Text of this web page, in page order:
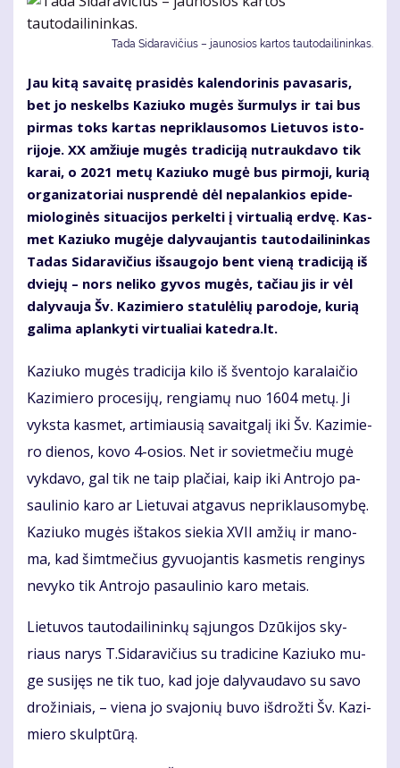
Tada Sidaravičius – jaunosios kartos tautodailininkas.
Jau ki­tą sa­vai­tę pra­si­dės ka­len­do­ri­nis pa­va­sa­ris,
bet jo ne­skelbs Ka­ziu­ko mu­gės šur­mu­lys ir tai bus
pir­mas toks kar­tas ne­pri­klau­so­mos Lie­tu­vos is­to­
ri­jo­je. XX am­žiu­je mu­gės tra­di­ci­ją nu­trauk­da­vo tik
ka­rai, o 2021 me­tų Ka­ziu­ko mu­gė bus pir­mo­ji, ku­rią
or­ga­ni­za­to­riai nu­spren­dė dėl ne­pa­lan­kios epi­de­
mio­lo­gi­nės si­tu­a­ci­jos per­kel­ti į vir­tu­a­lią erd­vę. Kas­
met Ka­ziu­ko mu­gė­je da­ly­vau­jan­tis tau­to­dai­li­nin­kas
Ta­das Si­da­ra­vi­čius iš­sau­go­jo bent vie­ną tra­di­ci­ją iš
dvie­jų – nors ne­li­ko gy­vos mu­gės, ta­čiau jis ir vėl
da­ly­vau­ja Šv. Ka­zi­mie­ro sta­tu­lė­lių pa­ro­do­je, ku­rią
ga­li­ma ap­lan­ky­ti vir­tu­a­liai ka­ted­ra.lt.
Ka­ziu­ko mu­gės tra­di­ci­ja ki­lo iš šven­to­jo ka­ra­lai­čio
Ka­zi­mie­ro pro­ce­si­jų, ren­gia­mų nuo 1604 me­tų. Ji
vyks­ta kas­met, ar­ti­miau­sią sa­vait­ga­lį iki Šv. Ka­zi­mie­
ro die­nos, ko­vo 4-osios. Net ir so­viet­me­čiu mu­gė
vyk­da­vo, gal tik ne taip pla­čiai, kaip iki Ant­ro­jo pa­
sau­li­nio ka­ro ar Lie­tu­vai at­ga­vus ne­pri­klau­so­my­bę.
Ka­ziu­ko mu­gės iš­ta­kos sie­kia XVII am­žių ir ma­no­
ma, kad šimt­me­čius gy­vuo­jan­tis kas­me­tis ren­gi­nys
ne­vy­ko tik Ant­ro­jo pa­sau­li­nio ka­ro me­tais.
Lie­tu­vos tau­to­dai­li­nin­kų są­jun­gos Dzū­ki­jos sky­
riaus na­rys T.Si­da­ra­vi­čius su tra­di­ci­ne Ka­ziu­ko mu­
ge su­si­jęs ne tik tuo, kad jo­je da­ly­vau­da­vo su sa­vo
dro­ži­niais, – vie­na jo sva­jo­nių bu­vo iš­drož­ti Šv. Ka­zi­
mie­ro skulp­tū­rą.